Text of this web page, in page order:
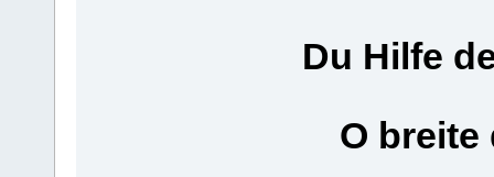
Du Hilfe
O breite